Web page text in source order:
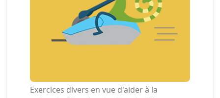
Exercices divers en vue d'aider à la